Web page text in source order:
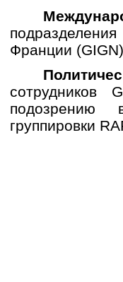
Франции (GIGN
сотрудников
подозрению
группировки